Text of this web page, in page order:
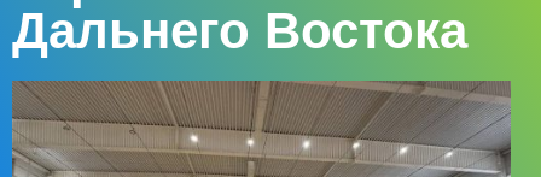
Дальнего Востока